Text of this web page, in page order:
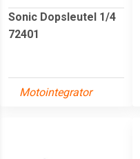
Sonic Dopsleutel 1/4
72401
Motointegrator